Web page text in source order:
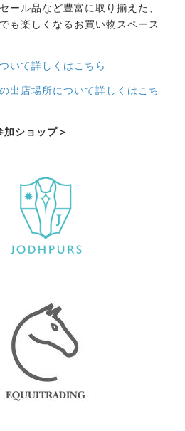
ール品など豊富に取り揃えた、
も楽しくなるお買い物スペース
いて詳しくはこちら
出店場所について詳しくはこち
加ショップ＞